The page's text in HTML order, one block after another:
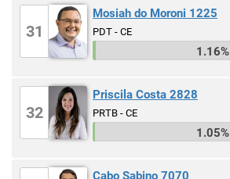
31
Mosiah do Moroni 1225
PDT - CE
1.16%
32
Priscila Costa 2828
PRTB - CE
1.05%
Cabo Sabino 7070